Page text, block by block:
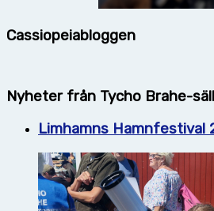
Cassiopeiabloggen
Nyheter från Tycho Brahe-
Limhamns Hamnfestival